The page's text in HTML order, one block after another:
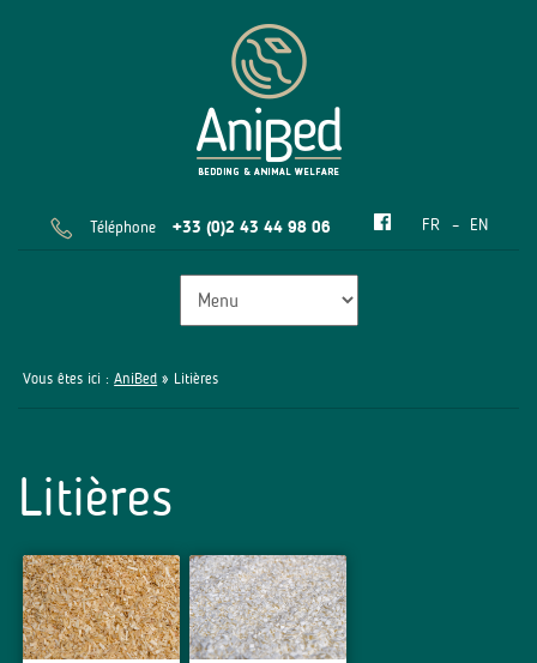
Téléphone +33 (0)2 43 44 98 06 FR EN
Vous êtes ici : AniBed » Litières
Litières